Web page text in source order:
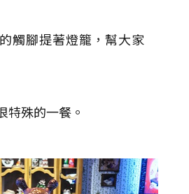
觸腳提著燈籠，幫大家
特殊的一餐。